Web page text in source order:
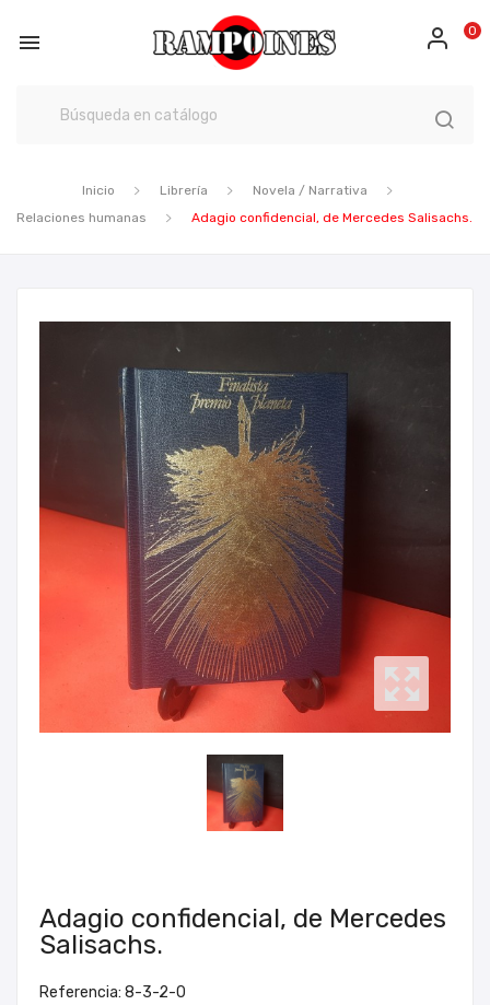
 0
Inicio Librería
Novela / Narrativa
Relaciones humanas
Adagio confidencial, de Mercedes Salisachs.
Adagio confidencial, de Mercedes
Salisachs.
Referencia: 8-3-2-0